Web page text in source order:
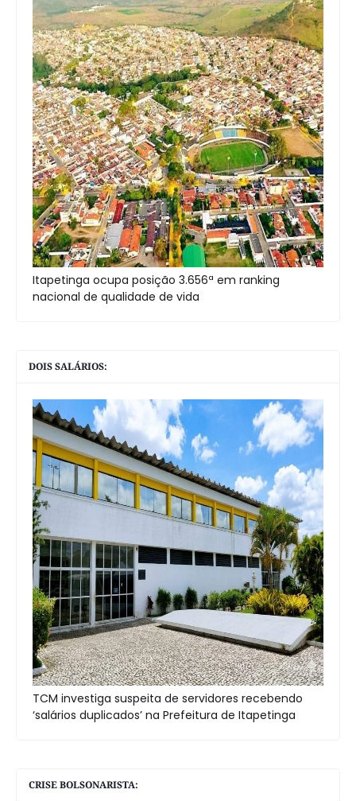
Itapetinga ocupa posição 3.656ª em ranking
nacional de qualidade de vida
DOIS SALÁRIOS:
TCM investiga suspeita de servidores recebendo
‘salários duplicados’ na Prefeitura de Itapetinga
CRISE BOLSONARISTA: